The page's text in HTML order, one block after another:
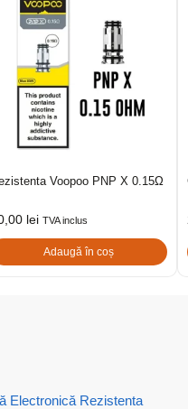
Voopoo PNP X 0.15Ω
lei TVA inclus
Adaugă în coș
Electronică Rezistenta